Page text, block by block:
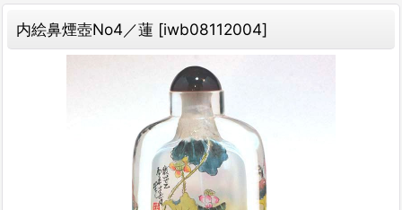
内絵鼻煙壺No4／蓮 [iwb08112004]